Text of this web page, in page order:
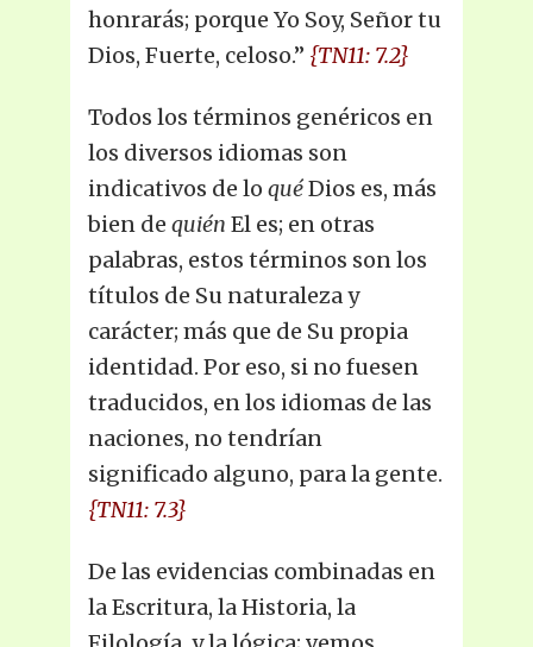
honrarás; porque Yo Soy, Señor tu
Dios, Fuerte, celoso.” {TN11: 7.2}
Todos los términos genéricos en
los diversos idiomas son
indicativos de lo quéDios es, más
bien de quién El es; en otras
palabras, estos términos son los
títulos de Su naturaleza y
carácter; más que de Su propia
identidad. Por eso, si no fuesen
traducidos, en los idiomas de las
naciones, no tendrían
significado alguno, para la gente.
{TN11: 7.3}
De las evidencias combinadas en
la Escritura, la Historia, la